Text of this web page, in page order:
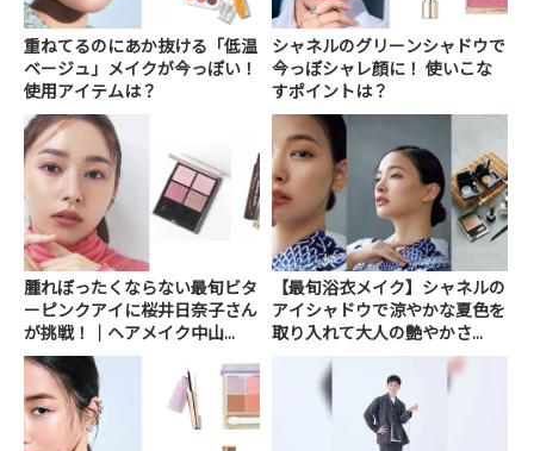
重ねてるのにあか抜ける「低温
ベージュ」メイクが今っぽい！
使用アイテムは？
シャネルのグリーンシャドウで
今っぽシャレ顔に！ 使いこな
すポイントは？
腫れぼったくならない最旬ビタ
ーピンクアイに桜井日奈子さん
が挑戦！｜ヘアメイク中山...
【最旬浴衣メイク】シャネルの
アイシャドウで涼やかな夏色を
取り入れて大人の艶やかさ...